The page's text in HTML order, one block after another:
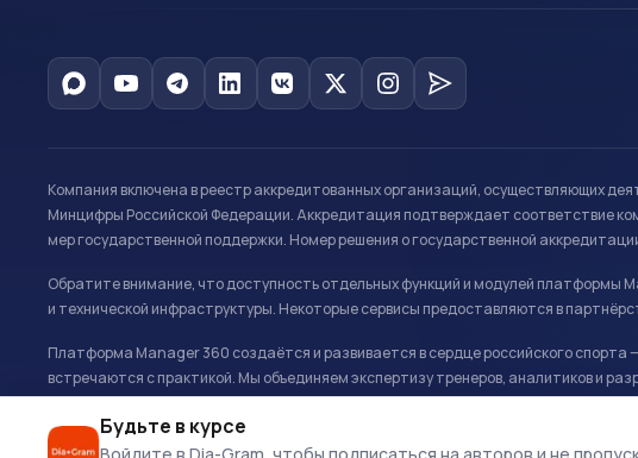
Будьте в курсе
Компания включена в реестр аккредитованных организаций, осуществляющих
Минцифры Российской Федерации. Аккредитация подтверждает соответствие
мер государственной поддержки. Номер решения о государственной
Обратите внимание, что доступность отдельных функций и модулей платформы
и технической инфраструктуры. Некоторые сервисы предоставляются в
Платформа Manager 360 создаётся и развивается в сердце российского спорта
встречаются с практикой. Мы объединяем экспертизу тренеров, аналитиков и
развитию и управлению в спорте.
Офис: г. Москва, Олимпийский комплекс «Лужники», Большая спортивная арена, ул.